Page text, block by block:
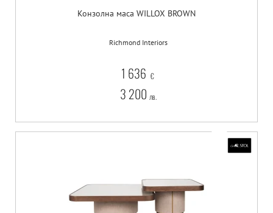
Конзолна маса WILLOX BROWN
Richmond Interiors
1 636 €
3 200 лв.